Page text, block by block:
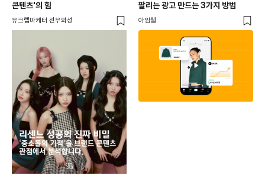
콘텐츠'의 힘
유크랩마케터 선우의성
팔리는 광고 만드는 3가지 방법
아임웹